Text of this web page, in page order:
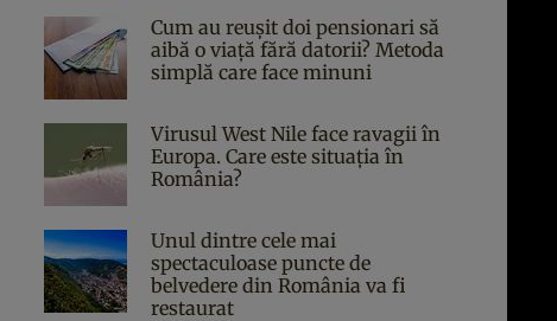
Cum au reușit doi pensionari să
aibă o viață fără datorii? Metoda
simplă care face minuni
Virusul West Nile face ravagii în
Europa. Care este situația în
România?
Unul dintre cele mai
spectaculoase puncte de
belvedere din România va fi
restaurat